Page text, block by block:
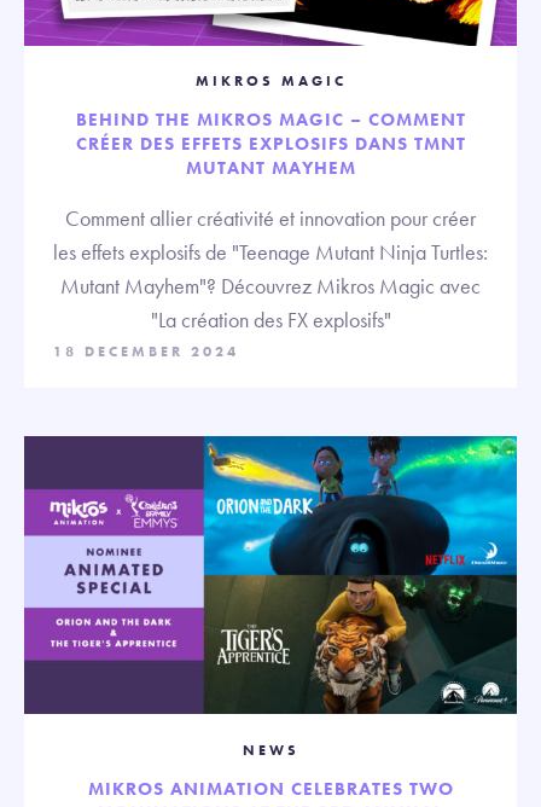
MIKROS MAGIC
BEHIND THE MIKROS MAGIC – COMMENT
CRÉER DES EFFETS EXPLOSIFS DANS TMNT
MUTANT MAYHEM
Comment allier créativité et innovation pour créer
les effets explosifs de "Teenage Mutant Ninja Turtles:
Mutant Mayhem"? Découvrez Mikros Magic avec
"La création des FX explosifs"
18 DECEMBER 2024
NEWS
MIKROS ANIMATION CELEBRATES TWO